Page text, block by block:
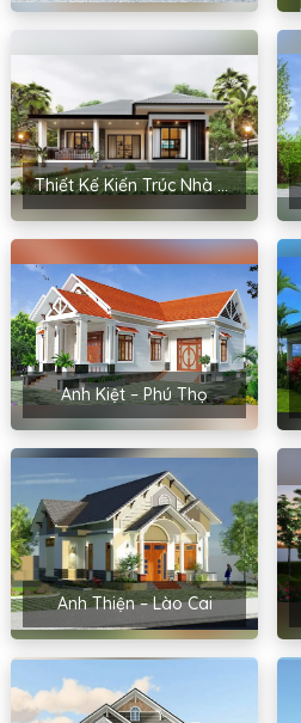
Thiết Kế Kiến Trúc Nhà Cấp 4 Của Chị Hoa – Hải Phòng
Anh Kiệt – Phú Thọ
Anh Thiện – Lào Cai